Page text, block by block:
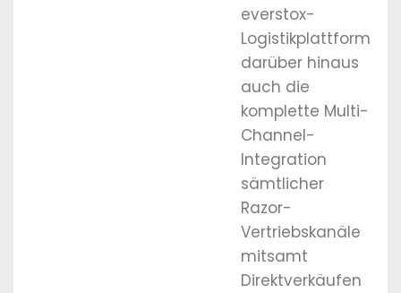
everstox-
Logistikplattform
darüber hinaus
auch die
komplette Multi-
Channel-
Integration
sämtlicher
Razor-
Vertriebskanäle
mitsamt
Direktverkäufen